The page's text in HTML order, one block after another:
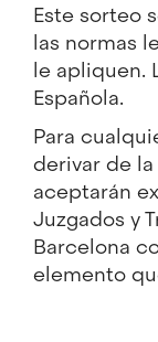
Este sorteo
las normas
le apliquen.
Española.
Para
derivar de
aceptarán
Juzgados y
Barcelona
elemento